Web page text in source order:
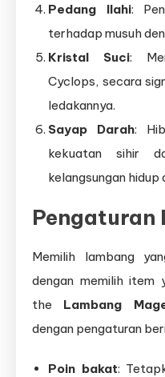
Pedang Ilahi:
terhadap musuh
Kristal Suci:
Cyclops, secara
ledakannya.
Sayap Darah:
kekuatan sihir
kelangsungan
Pengaturan
Memilih lambang
dengan memilih item
the Lambang
dengan pengaturan
Poin bakat: